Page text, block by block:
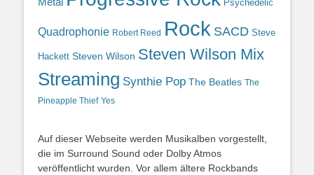
Psychedelic
Quadrophonie Robert Reed Rock SACD Steve
Hackett Steven Wilson Steven Wilson Mix
Streaming Synthie Pop The Beatles The
Pineapple Thief Yes
Auf dieser Webseite werden Musikalben vorgestellt,
die im Surround Sound oder Dolby Atmos
veröffentlicht wurden. Vor allem ältere Rockbands